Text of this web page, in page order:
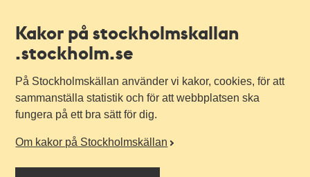
Kakor på stockholmskallan
.stockholm.se
På Stockholmskällan använder vi kakor, cookies, för att
sammanställa statistik och för att webbplatsen ska
fungera på ett bra sätt för dig.
Om kakor på Stockholmskällan